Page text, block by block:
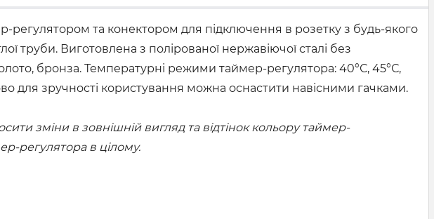
та конектором для підключення в розетку з будь-якого
труби. Виготовлена з полірованої нержавіючої сталі без
бронза. Температурні режими таймер-регулятора: 40°С, 45°С,
для зручності користування можна оснастити навісними гачками.
зміни в зовнішній вигляд та відтінок кольору таймер-
регулятора в цілому.